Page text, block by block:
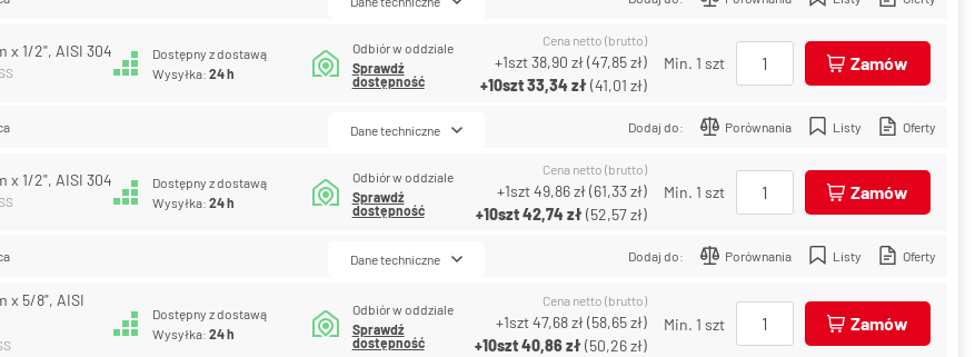
x 1/2", AISI 304
Dostępny z dostawą
Wysyłka:24 h
Odbiór w oddziale
Sprawdź
dostępność
Cena netto (brutto)
+1szt38,90 zł(47,85 zł)
+10szt33,34 zł(41,01 zł)
Min. 1 szt Zamów
Dodaj do: Porównania Listy Oferty
Dane techniczne
x 1/2", AISI 304
Dostępny z dostawą
Wysyłka:24 h
Odbiór w oddziale
Sprawdź
dostępność
Cena netto (brutto)
+1szt49,86 zł(61,33 zł)
+10szt42,74 zł(52,57 zł)
Min. 1 szt Zamów
Dodaj do: Porównania Listy Oferty
Dane techniczne
x 5/8", AISI
Dostępny z dostawą
Wysyłka:24 h
Odbiór w oddziale
Sprawdź
dostępność
Cena netto (brutto)
+1szt47,68 zł(58,65 zł)
+10szt40,86 zł(50,26 zł)
Min. 1 szt Zamów